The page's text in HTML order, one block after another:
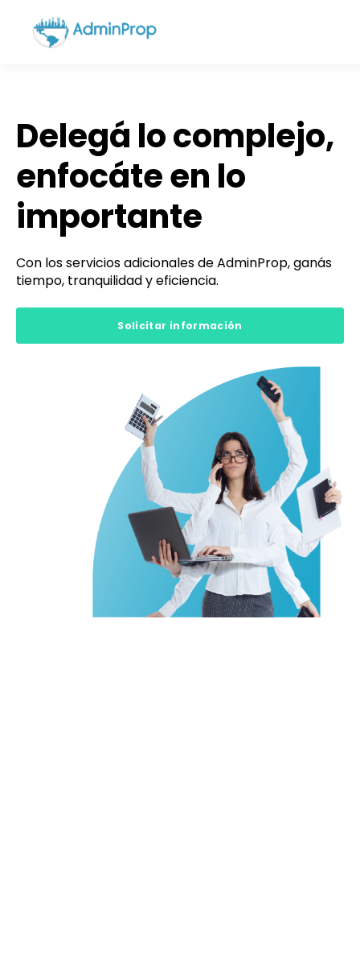
Delegá lo complejo,
enfocáte en lo
importante
Con los servicios adicionales de AdminProp, ganás
tiempo, tranquilidad y eficiencia.
Solicitar información